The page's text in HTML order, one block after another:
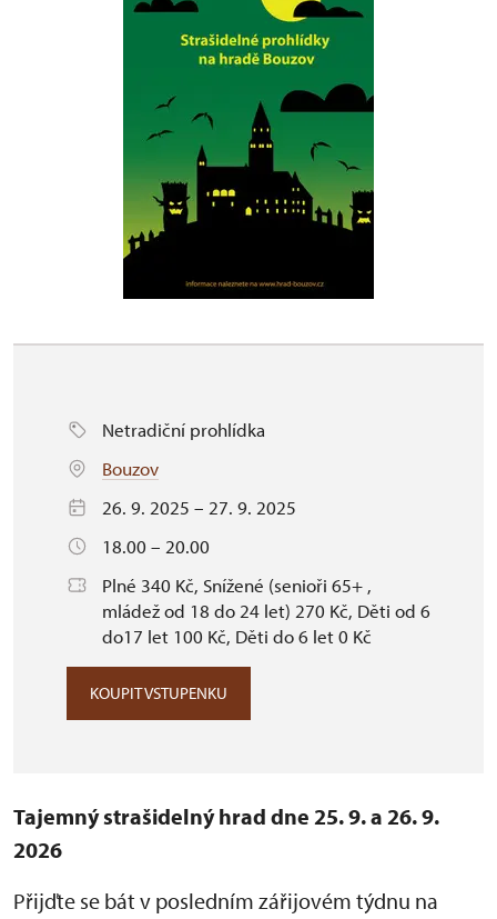
Netradiční prohlídka
Bouzov
26. 9. 2025 – 27. 9. 2025
18.00 – 20.00
Plné 340 Kč, Snížené (senioři 65+ ,
mládež od 18 do 24 let) 270 Kč, Děti od 6
do17 let 100 Kč, Děti do 6 let 0 Kč
KOUPIT VSTUPENKU
Tajemný strašidelný hrad dne 25. 9. a 26. 9.
2026
Přijďte se bát v posledním zářijovém týdnu na